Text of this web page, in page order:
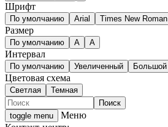
Шрифт
По умолчанию Arial Times New Roman
Размер
По умолчанию A A
Интервал
По умолчанию Увеличенный Большой
Цветовая схема
Светлая Темная
toggle menu
Меню